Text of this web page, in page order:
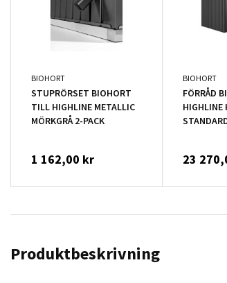
BIOHORT
STUPRÖRSET BIOHORT
TILL HIGHLINE METALLIC
MÖRKGRÅ 2-PACK
1 162,00 kr
BIOHORT
FÖRRÅD
HIGHLINE
23
Produktbeskrivning